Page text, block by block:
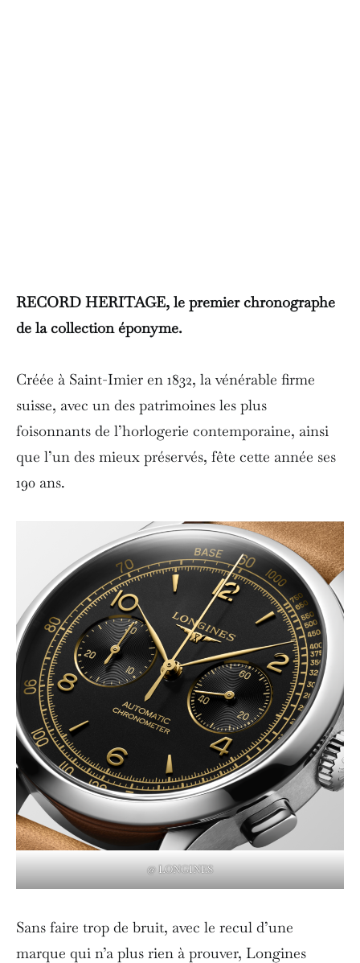
RECORD HERITAGE, le premier chronographe
de la collection éponyme.
Créée à Saint-Imier en 1832, la vénérable firme
suisse, avec un des patrimoines les plus
foisonnants de l’horlogerie contemporaine, ainsi
que l’un des mieux préservés, fête cette année ses
190 ans.
@ LONGINES
Sans faire trop de bruit, avec le recul d’une
marque qui n’a plus rien à prouver, Longines